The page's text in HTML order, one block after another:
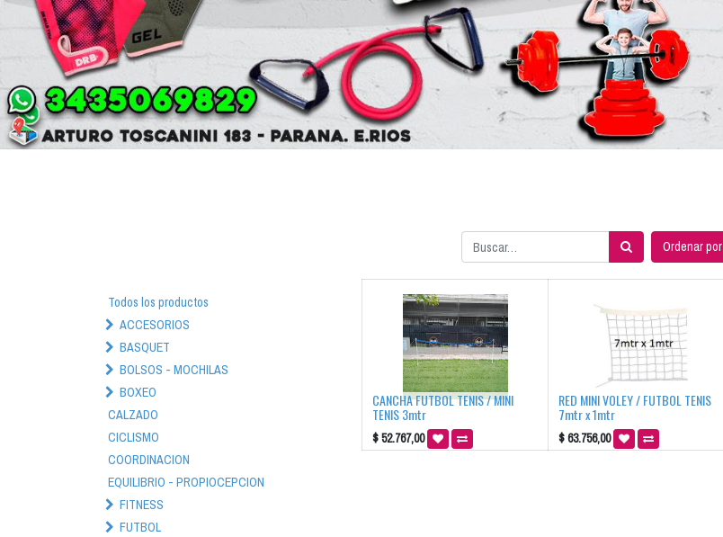
Ordenar por
Todos los productos
ACCESORIOS
BASQUET
BOLSOS - MOCHILAS
BOXEO
CALZADO
CICLISMO
COORDINACION
EQUILIBRIO - PROPIOCEPCION
FITNESS
FUTBOL
CANCHA FUTBOL TENIS / MINI
TENIS 3mtr
$52.767,00
RED MINI VOLEY / FUTBOL TENIS
7mtr x 1mtr
$63.756,00